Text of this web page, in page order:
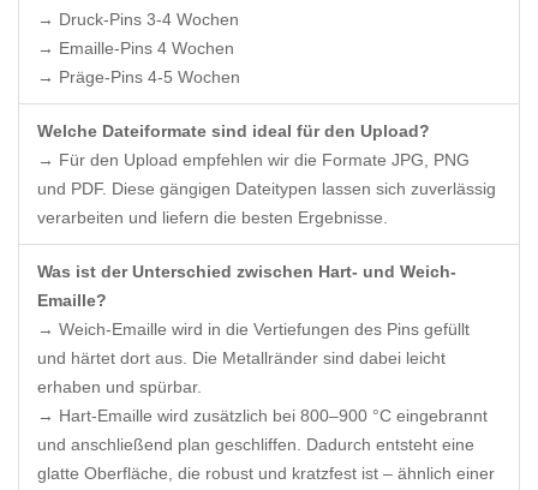
→ Druck-Pins 3-4 Wochen
→ Emaille-Pins 4 Wochen
→ Präge-Pins 4-5 Wochen
Welche Dateiformate sind ideal für den Upload?
→ Für den Upload empfehlen wir die Formate JPG, PNG
und PDF. Diese gängigen Dateitypen lassen sich zuverlässig
verarbeiten und liefern die besten Ergebnisse.
Was ist der Unterschied zwischen Hart- und Weich-
Emaille?
→ Weich-Emaille wird in die Vertiefungen des Pins gefüllt
und härtet dort aus. Die Metallränder sind dabei leicht
erhaben und spürbar.
→ Hart-Emaille wird zusätzlich bei 800–900 °C eingebrannt
und anschließend plan geschliffen. Dadurch entsteht eine
glatte Oberfläche, die robust und kratzfest ist – ähnlich einer